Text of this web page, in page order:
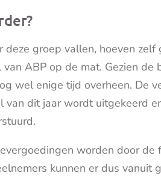
groep vallen, hoeven zelf
ABP op de mat. Gezien de
wel enige tijd overheen. De
van dit jaar wordt uitgekeerd
worden door de
kunnen er dus vanuit